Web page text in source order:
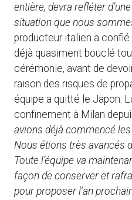
entière, devra refléter
situation que nous
producteur italien a
déjà quasiment bouclé
cérémonie, avant de
raison des risques de
équipe a quitté le Japon.
confinement à Milan
avions déjà commencé
Nous étions très avancés
Toute l’équipe va
façon de conserver et
pour proposer l’an